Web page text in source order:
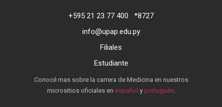
+595 21 23 77 400
*8727
info@upap.edu.py
Filiales
Estudiante
Conocé mas sobre la carrera de Medicina en nuestros
micrositios oficiales en español y portugués.